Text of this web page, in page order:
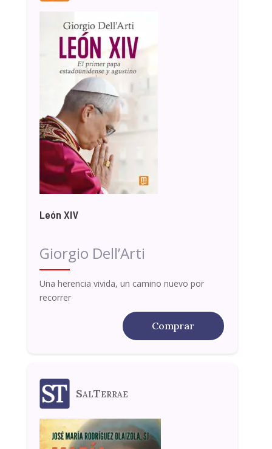
León XIV
Giorgio Dell’Arti
Una herencia vivida, un camino nuevo por
recorrer
Comprar
SalTerrae